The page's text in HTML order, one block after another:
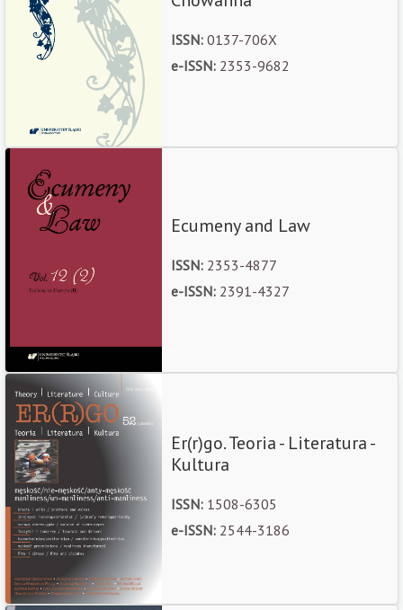
ISSN: 0137-706X
e-ISSN: 2353-9682
Ecumeny and Law
ISSN: 2353-4877
e-ISSN: 2391-4327
Er(r)go. Teoria - Literatura -
Kultura
ISSN: 1508-6305
e-ISSN: 2544-3186